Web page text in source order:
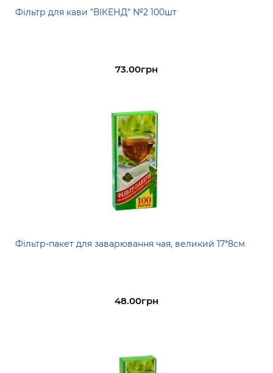
Фільтр для кави "ВІКЕНД" №2 100шт
73.00грн
Фільтр-пакет для заварювання чая, великий 17*8см
48.00грн